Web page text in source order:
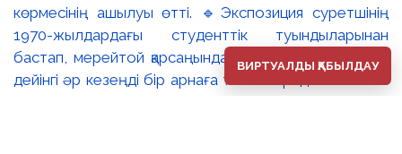
көрмесінің ашылуы өтті. 🔹Экспозиция суретшінің
1970-жылдардағы студенттік туындыларынан
бастап, мерейтой қарсаңындағы соңғы еңбектеріне
дейінгі әр кезеңді бір арнаға тоғыстырады. 🔸Павел
ВИРТУАЛДЫ ҚАБЫЛДАУ